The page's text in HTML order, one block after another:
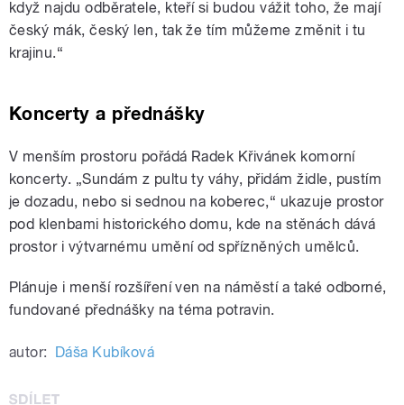
když najdu odběratele, kteří si budou vážit toho, že mají
český mák, český len, tak že tím můžeme změnit i tu
krajinu.“
Koncerty a přednášky
V menším prostoru pořádá Radek Křivánek komorní
koncerty. „Sundám z pultu ty váhy, přidám židle, pustím
je dozadu, nebo si sednou na koberec,“ ukazuje prostor
pod klenbami historického domu, kde na stěnách dává
prostor i výtvarnému umění od spřízněných umělců.
Plánuje i menší rozšíření ven na náměstí a také odborné,
fundované přednášky na téma potravin.
autor: Dáša Kubíková